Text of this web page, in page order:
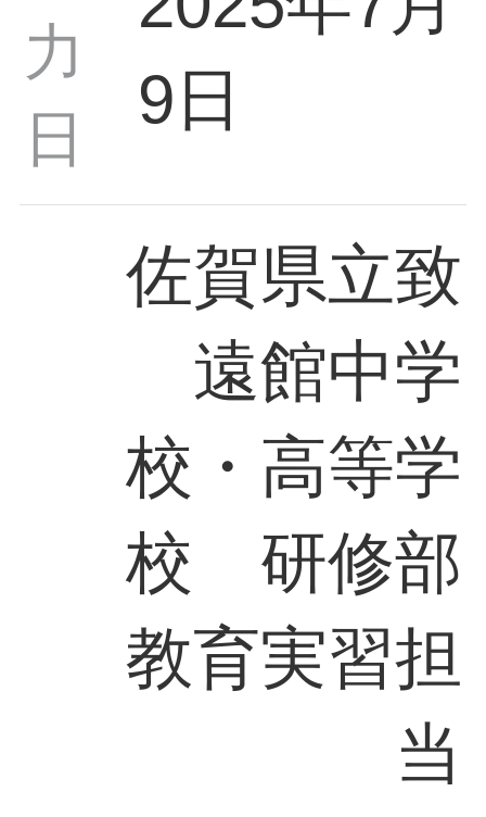
力
日
9日
佐賀県立致
遠館中学
校・高等学
校 研修部
教育実習担
当